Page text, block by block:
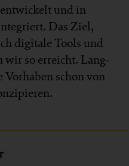
und in
Das Ziel,
digi­tale Tools und
wir so er­reicht. Lang­
schon von